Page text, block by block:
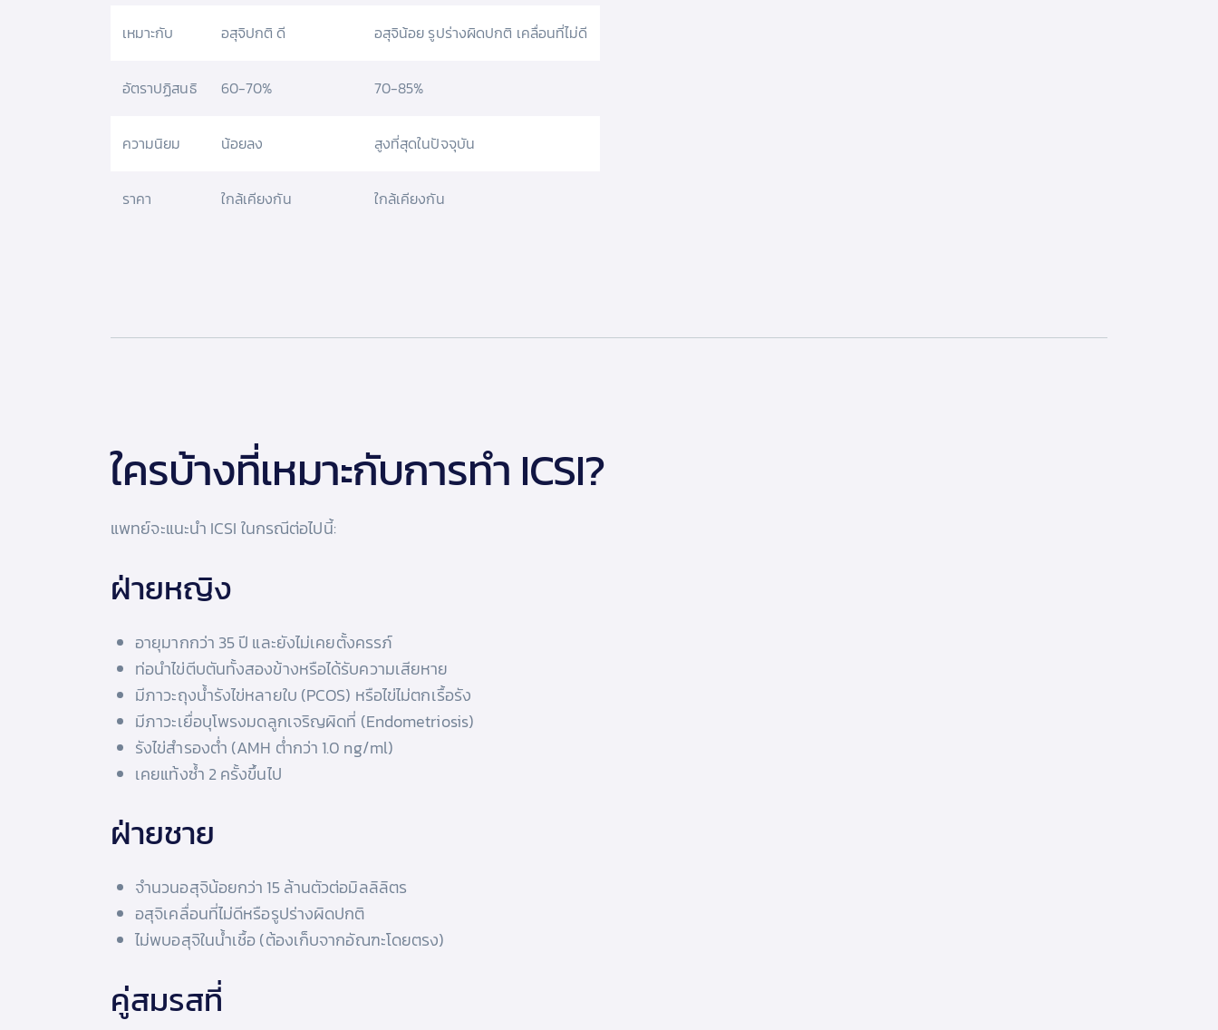
เหมาะกับ อสุจิปกติ ดี อสุจิน้อย รูปร่างผิดปกติ เคลื่อนที่ไม่ดี
อัตราปฏิสนธิ 60-70% 70-85%
ความนิยม น้อยลง สูงที่สุดในปัจจุบัน
ราคา ใกล้เคียงกัน ใกล้เคียงกัน
ใครบ้างที่เหมาะกับการทำ ICSI?
แพทย์จะแนะนำ ICSI ในกรณีต่อไปนี้:
ฝ่ายหญิง
อายุมากกว่า 35 ปี และยังไม่เคยตั้งครรภ์
ท่อนำไข่ตีบตันทั้งสองข้างหรือได้รับความเสียหาย
มีภาวะถุงน้ำรังไข่หลายใบ (PCOS) หรือไข่ไม่ตกเรื้อรัง
มีภาวะเยื่อบุโพรงมดลูกเจริญผิดที่ (Endometriosis)
รังไข่สำรองต่ำ (AMH ต่ำกว่า 1.0 ng/ml)
เคยแท้งซ้ำ 2 ครั้งขึ้นไป
ฝ่ายชาย
จำนวนอสุจิน้อยกว่า 15 ล้านตัวต่อมิลลิลิตร
อสุจิเคลื่อนที่ไม่ดีหรือรูปร่างผิดปกติ
ไม่พบอสุจิในน้ำเชื้อ (ต้องเก็บจากอัณฑะโดยตรง)
คู่สมรสที่